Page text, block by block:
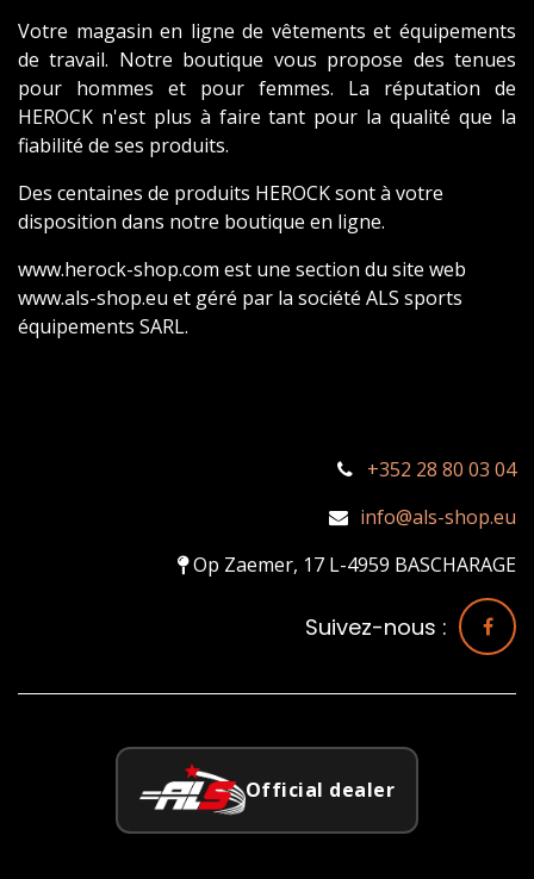
Votre magasin en ligne de vêtements et équipements
de travail. Notre boutique vous propose des tenues
pour hommes et pour femmes. La réputation de
HEROCK n'est plus à faire tant pour la qualité que la
fiabilité de ses produits.
Des centaines de produits HEROCK sont à votre
disposition dans notre boutique en ligne.
www.herock-shop.com est une section du site web
www.als-shop.eu et géré par la société ALS sports
équipements SARL.
+352 28 80 03 04
info@als-shop.eu
Op Zaemer, 17 L-4959 BASCHARAGE
Suivez-nous :
Official dealer